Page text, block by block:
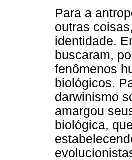
Para a
outras
identidade.
buscaram,
fenômenos
biológicos.
darwinismo
amargou
biológica,